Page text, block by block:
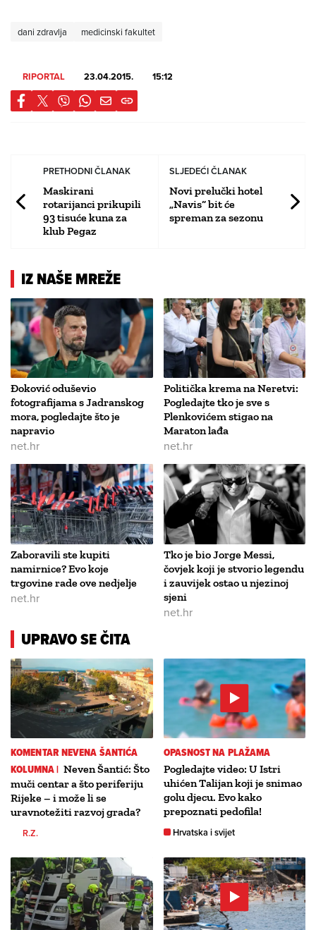
dani zdravlja medicinski fakultet
RIPORTAL 23.04.2015. 15:12
PRETHODNI ČLANAK
Maskirani
rotarijanci prikupili
93 tisuće kuna za
klub Pegaz
SLJEDEĆI ČLANAK
Novi prelučki hotel
„Navis“ bit će
spreman za sezonu
IZ NAŠE MREŽE
Đoković oduševio
fotografijama s Jadranskog
mora, pogledajte što je
napravio
net.hr
Politička krema na Neretvi:
Pogledajte tko je sve s
Plenkovićem stigao na
Maraton lađa
net.hr
Zaboravili ste kupiti
namirnice? Evo koje
trgovine rade ove nedjelje
net.hr
Tko je bio Jorge Messi,
čovjek koji je stvorio legendu
i zauvijek ostao u njezinoj
sjeni
net.hr
UPRAVO SE ČITA
KOMENTAR NEVENA ŠANTIĆA
KOLUMNA | Neven Šantić: Što
muči centar a što periferiju
Rijeke – i može li se
uravnotežiti razvoj grada?
R.Z.
OPASNOST NA PLAŽAMA
Pogledajte video: U Istri
uhićen Talijan koji je snimao
golu djecu. Evo kako
prepoznati pedofila!
Hrvatska i svijet